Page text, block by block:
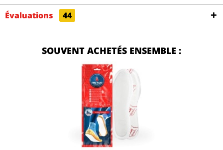
Évaluations
44
SOUVENT ACHETÉS ENSEMBLE :